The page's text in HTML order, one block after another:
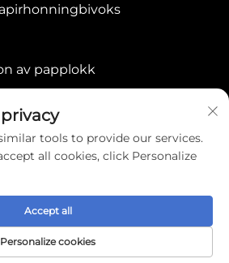
av papplokk
-
Personvernpolicy
tools to provide our services.
all cookies, click Personalize
Personalize cookies
Accept all